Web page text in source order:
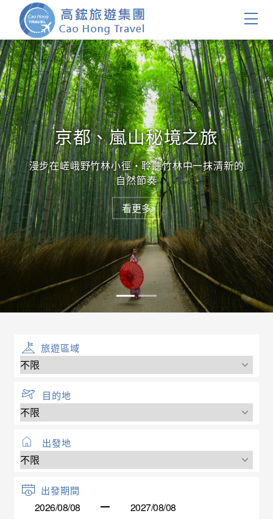
首頁
團體旅遊
國內旅遊
證件簽證
關於我們
客製服務
會員登入
京都、嵐山秘境之旅
漫步在嵯峨野竹林小徑・聆聽竹林中一抹清新的
自然節奏
看更多
看更多
旅遊區域
目的地
出發地
出發期間